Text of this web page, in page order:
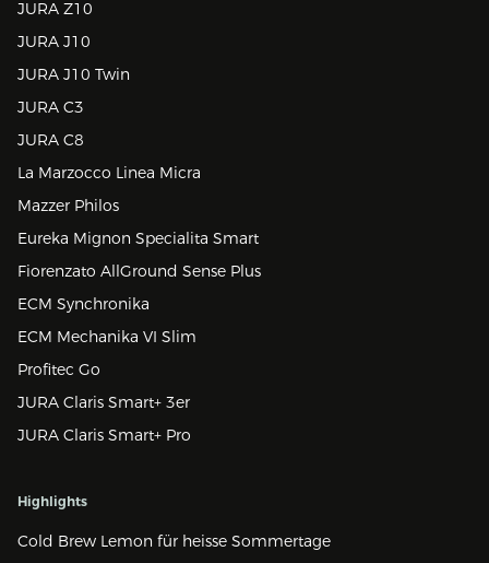
JURA Z10
JURA J10
JURA J10 Twin
JURA C3
JURA C8
La Marzocco Linea Micra
Mazzer Philos
Eureka Mignon Specialita Smart
Fiorenzato AllGround Sense Plus
ECM Synchronika
ECM Mechanika VI Slim
Profitec Go
JURA Claris Smart+ 3er
JURA Claris Smart+ Pro
Highlights
Cold Brew Lemon für heisse Sommertage